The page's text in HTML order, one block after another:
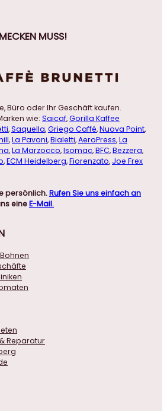
MUSS!
Büro oder Ihr Geschäft kaufen.
wie: Saicaf,Gorilla Kaffee
,Saquella,Griego Caffé,Nuova Point,
,La Pavoni,Bialetti,AeroPress,La
,La Marzocco,Isomac,BFC,Bezzera,
,ECM Heidelberg,Fiorenzato, Joe Frex
persönlich.Rufen Sie uns einfach an
eineE-Mail.
Reparatur